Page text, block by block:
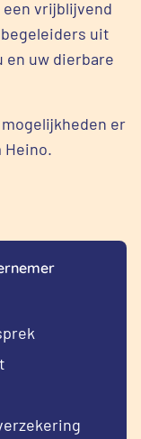
vrijblijvend
uit
en uw dierbare
er
Heino.